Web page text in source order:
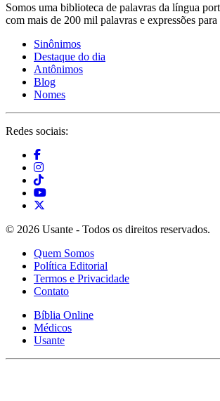
Somos uma biblioteca de palavras da língua
com mais de 200 mil palavras e expressões para
Sinônimos
Destaque do dia
Antônimos
Blog
Nomes
Redes sociais:
© 2026 Usante - Todos os direitos reservados.
Quem Somos
Política Editorial
Termos e Privacidade
Contato
Bíblia Online
Médicos
Usante